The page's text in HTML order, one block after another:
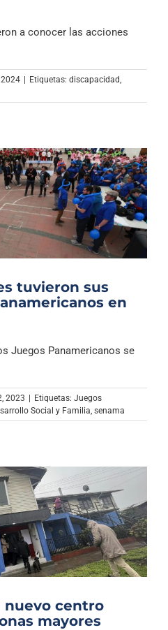
a conocer las acciones
Etiquetas: discapacidad,
tuvieron sus
en
Juegos Panamericanos se
2023 Etiquetas: Juegos
Social y Familia, senama
nuevo centro
mayores